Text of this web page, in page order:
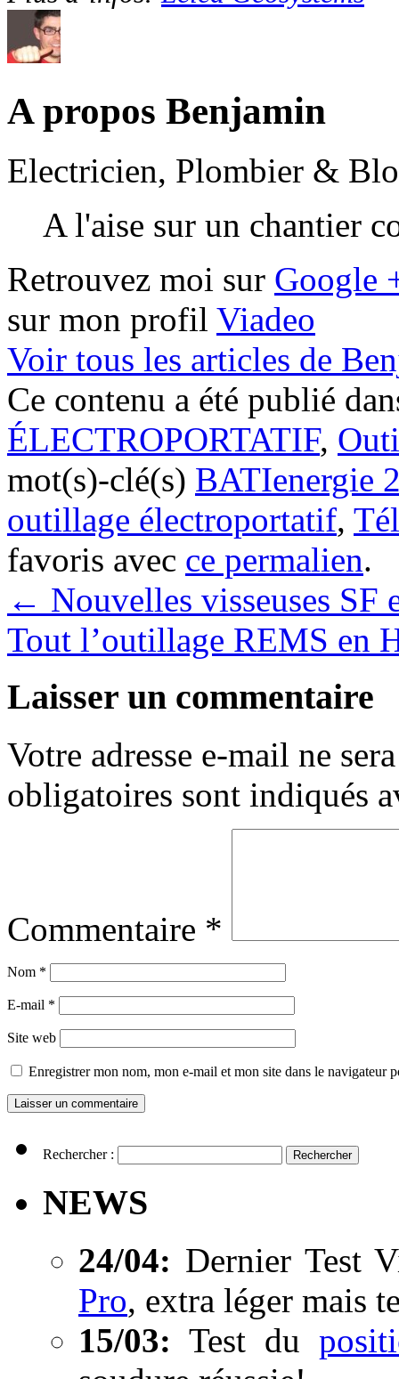
A propos Benjamin
Electricien, Plombier &
A l'aise sur un chantier
Retrouvez moi sur Google
sur mon profil Viadeo
Voir tous les articles de
Ce contenu a été publié
ÉLECTROPORTATIF,
mot(s)-clé(s) BATIenergie
outillage électroportatif,
favoris avec ce permalien.
← Nouvelles visseuses SF
Tout l’outillage REMS en
Laisser un commentaire
Votre adresse e-mail ne
obligatoires sont indiqués
Commentaire *
Nom *
E-mail *
Site web
Enregistrer mon nom, mon e-mail et mon site dans le navigateur
Rechercher :
NEWS
24/04: Dernier Test
Pro, extra léger mais
15/03: Test du